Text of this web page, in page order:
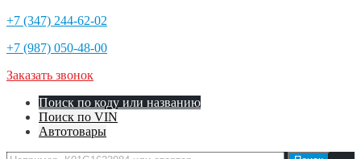
+7 (347) 244-62-02
+7 (987) 050-48-00
Заказать звонок
Поиск по коду или названию
Поиск по VIN
Автотовары